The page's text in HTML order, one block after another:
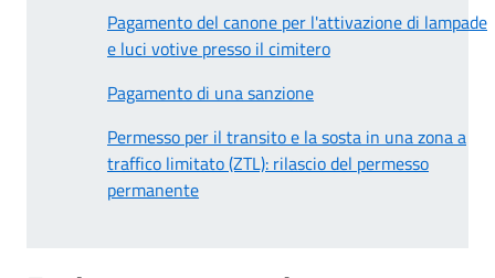
Pagamento del canone per l'attivazione di lampade
e luci votive presso il cimitero
Pagamento di una sanzione
Permesso per il transito e la sosta in una zona a
traffico limitato (ZTL): rilascio del permesso
permanente